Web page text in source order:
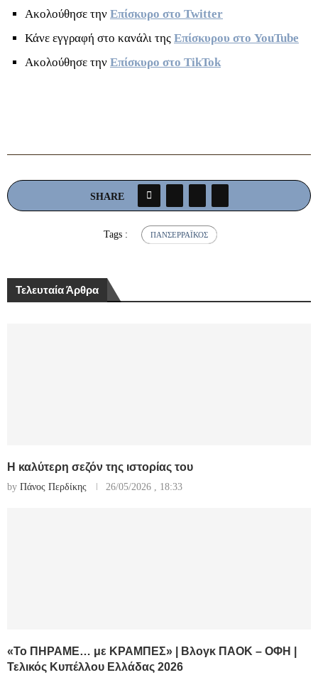
Ακολούθησε την Επίσκυρο στο Twitter
Κάνε εγγραφή στο κανάλι της Επίσκυρου στο YouTube
Ακολούθησε την Επίσκυρο στο TikTok
SHARE
Tags : ΠΑΝΣΕΡΡΑΪΚΌΣ
Τελευταία Άρθρα
Η καλύτερη σεζόν της ιστορίας του
by Πάνος Περδίκης 26/05/2026 , 18:33
«Το ΠΗΡΑΜΕ… με ΚΡΑΜΠΕΣ» | Βλογκ ΠΑΟΚ – ΟΦΗ |
Τελικός Κυπέλλου Ελλάδας 2026